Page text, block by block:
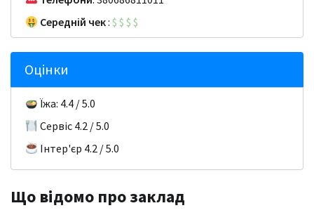
Середній чек:$ $ $ $
Оцінки
Їжа: 4.4 / 5.0
Сервіс 4.2 / 5.0
Інтер'єр 4.2 / 5.0
Що відомо про заклад